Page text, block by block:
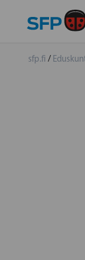
sfp.fi /